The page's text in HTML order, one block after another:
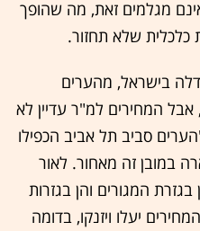
אינם מגלמים זאת, מה שהופך
שלא תחזור.
בישראל, מהערים
המחירים למ"ר עדיין לא
סביב תל אביב הכפילו
במובן זה מאחור. לאור
המגורים והן בגזרות
יעלו ויזנקו, בדומה